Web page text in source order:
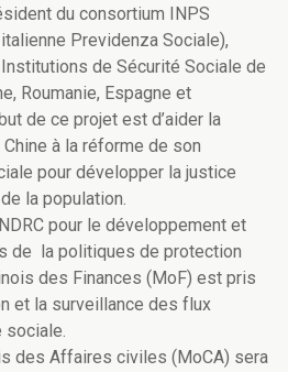
du consortium INPS
Previdenza Sociale),
de Sécurité Sociale de
Roumanie, Espagne et
de ce projet est d’aider la
à la réforme de son
pour développer la justice
la population.
pour le développement et
de la politiques de protection
des Finances (MoF) est pris
et la surveillance des flux
sociale.
des Affaires civiles (MoCA) sera